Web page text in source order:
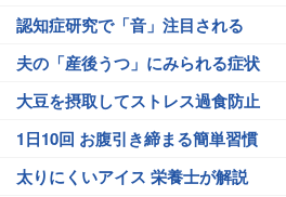
認知症研究で「音」注目される
夫の「産後うつ」にみられる症状
大豆を摂取してストレス過食防止
1日10回 お腹引き締まる簡単習慣
太りにくいアイス 栄養士が解説